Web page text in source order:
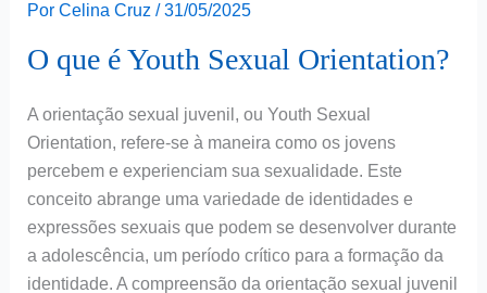
Por Celina Cruz / 31/05/2025
O que é Youth Sexual Orientation?
A orientação sexual juvenil, ou Youth Sexual
Orientation, refere-se à maneira como os jovens
percebem e experienciam sua sexualidade. Este
conceito abrange uma variedade de identidades e
expressões sexuais que podem se desenvolver durante
a adolescência, um período crítico para a formação da
identidade. A compreensão da orientação sexual juvenil